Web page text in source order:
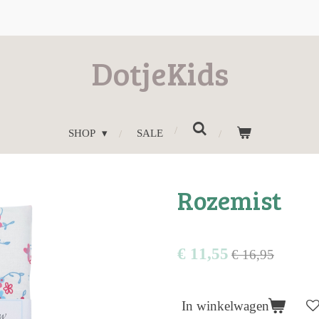
DotjeKids
SHOP SALE
Rozemist
€ 11,55 € 16,95
In winkelwagen